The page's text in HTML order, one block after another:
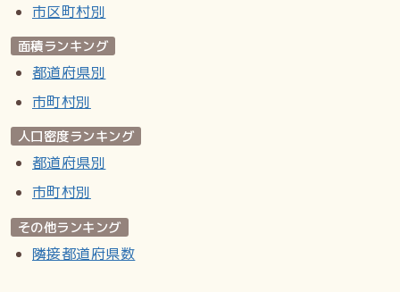
市区町村別
面積ランキング
都道府県別
市町村別
人口密度ランキング
都道府県別
市町村別
その他ランキング
隣接都道府県数